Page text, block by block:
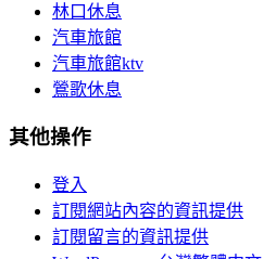
林口休息
汽車旅館
汽車旅館ktv
鶯歌休息
其他操作
登入
訂閱網站內容的資訊提供
訂閱留言的資訊提供